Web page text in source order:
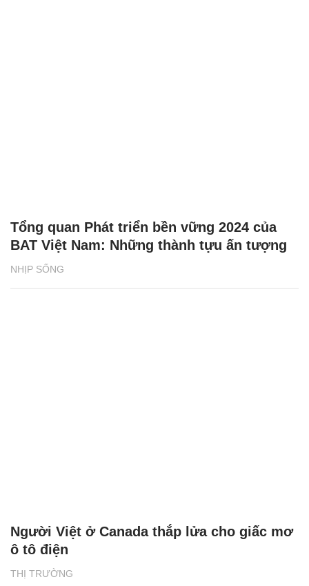
NHỊP SỐNG
Tổng quan Phát triển bền vững 2024 của
BAT Việt Nam: Những thành tựu ấn tượng
THỊ TRƯỜNG
Người Việt ở Canada thắp lửa cho giấc mơ
ô tô điện